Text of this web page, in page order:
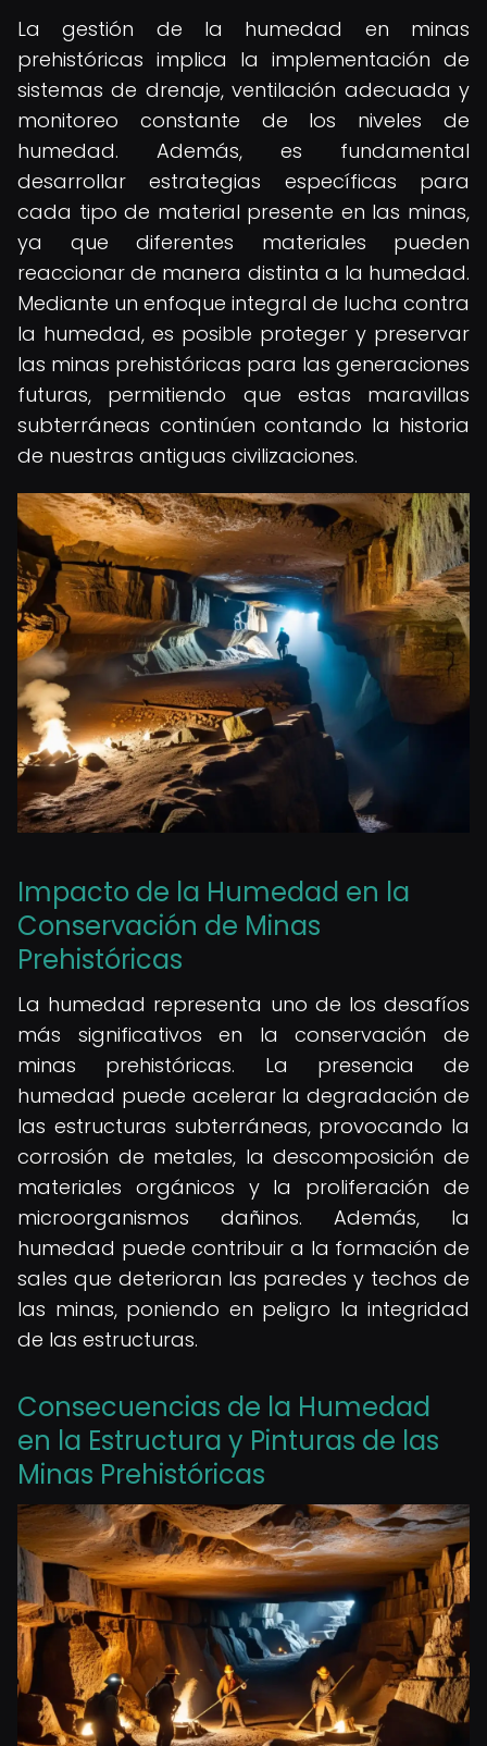
La gestión de la humedad en minas
prehistóricas implica la implementación de
sistemas de drenaje, ventilación adecuada y
monitoreo constante de los niveles de
humedad. Además, es fundamental
desarrollar estrategias específicas para
cada tipo de material presente en las minas,
ya que diferentes materiales pueden
reaccionar de manera distinta a la humedad.
Mediante un enfoque integral de lucha contra
la humedad, es posible proteger y preservar
las minas prehistóricas para las generaciones
futuras, permitiendo que estas maravillas
subterráneas continúen contando la historia
de nuestras antiguas civilizaciones.
Impacto de la Humedad en la
Conservación de Minas
Prehistóricas
La humedad representa uno de los desafíos
más significativos en la conservación de
minas prehistóricas. La presencia de
humedad puede acelerar la degradación de
las estructuras subterráneas, provocando la
corrosión de metales, la descomposición de
materiales orgánicos y la proliferación de
microorganismos dañinos. Además, la
humedad puede contribuir a la formación de
sales que deterioran las paredes y techos de
las minas, poniendo en peligro la integridad
de las estructuras.
Consecuencias de la Humedad
en la Estructura y Pinturas de las
Minas Prehistóricas